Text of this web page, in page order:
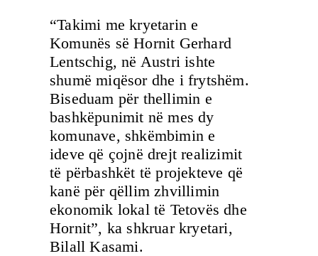
“Takimi me kryetarin e
Komunës së Hornit Gerhard
Lentschig, në Austri ishte
shumë miqësor dhe i frytshëm.
Biseduam për thellimin e
bashkëpunimit në mes dy
komunave, shkëmbimin e
ideve që çojnë drejt realizimit
të përbashkët të projekteve që
kanë për qëllim zhvillimin
ekonomik lokal të Tetovës dhe
Hornit”, ka shkruar kryetari,
Bilall Kasami.